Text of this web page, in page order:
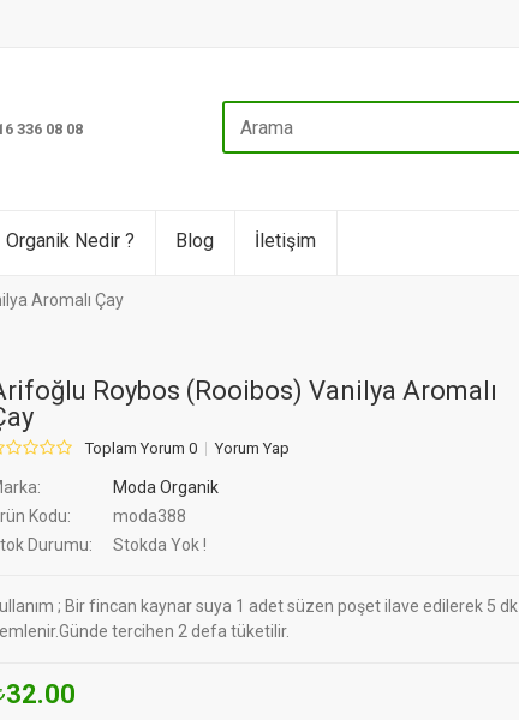
336 08 08
Organik Nedir ? Blog İletişim
Aromalı Çay
Roybos (Rooibos) Vanilya Aromalı
Toplam Yorum 0 Yorum Yap
Moda Organik
Kodu:
moda388
Durumu:
Stokda Yok !
; Bir fincan kaynar suya 1 adet süzen poşet ilave edilerek 5 dk
tercihen 2 defa tüketilir.
32.00